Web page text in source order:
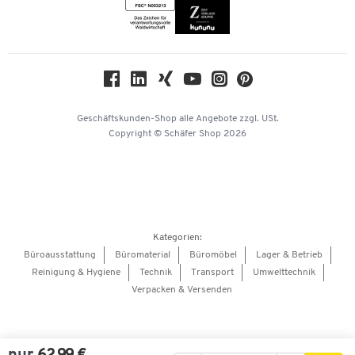
KinderHerz Zukunftsfonds
Barrierefreiheitserklärung
Onlinebewerbung Lieferant
Geschäftskunden-Shop alle Angebote zzgl. USt.
Copyright © Schäfer Shop 2026
Kategorien:
Büroausstattung
Büromaterial Büromöbel
Lager & Betrieb
Reinigung & Hygiene
Technik Transport
Umwelttechnik
Verpacken & Versenden